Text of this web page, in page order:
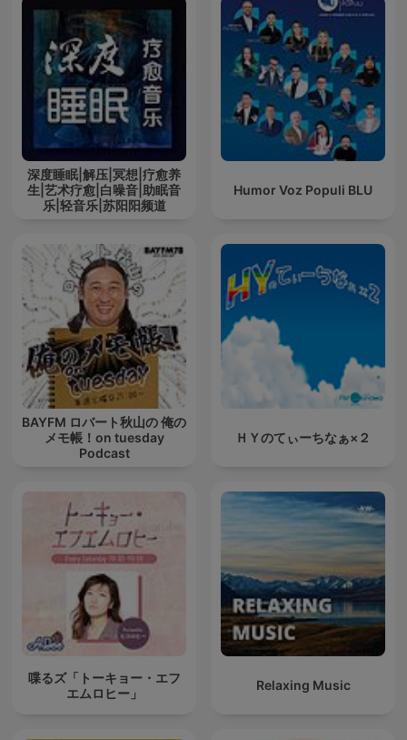
深度睡眠|解压|冥想|疗愈养
生|艺术疗愈|白噪音|助眠音
乐|轻音乐|苏阳阳频道
Humor Voz Populi BLU
BAYFM ロバート秋山の 俺の
メモ帳！on tuesday
Podcast
ＨＹのてぃーちなぁ×２
喋るズ「トーキョー・エフ
エムロヒー」
Relaxing Music